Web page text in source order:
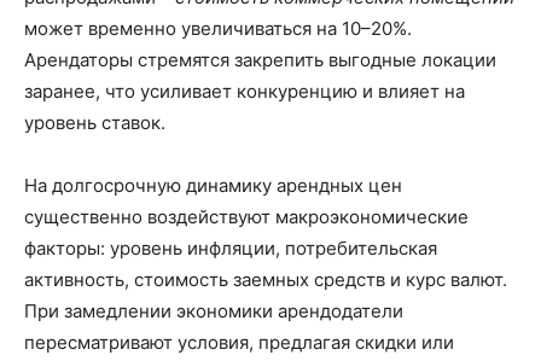
может временно увеличиваться на 10–20%.
Арендаторы стремятся закрепить выгодные локации
заранее, что усиливает конкуренцию и влияет на
уровень ставок.
На долгосрочную динамику арендных цен
существенно воздействуют макроэкономические
факторы: уровень инфляции, потребительская
активность, стоимость заемных средств и курс валют.
При замедлении экономики арендодатели
пересматривают условия, предлагая скидки или